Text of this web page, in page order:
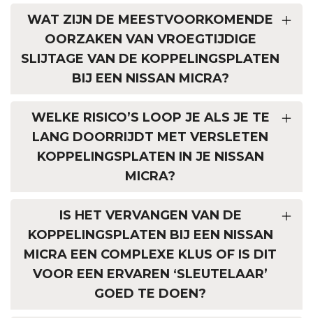
WAT ZIJN DE MEESTVOORKOMENDE
OORZAKEN VAN VROEGTIJDIGE
SLIJTAGE VAN DE KOPPELINGSPLATEN
BIJ EEN NISSAN MICRA?
WELKE RISICO’S LOOP JE ALS JE TE
LANG DOORRIJDT MET VERSLETEN
KOPPELINGSPLATEN IN JE NISSAN
MICRA?
IS HET VERVANGEN VAN DE
KOPPELINGSPLATEN BIJ EEN NISSAN
MICRA EEN COMPLEXE KLUS OF IS DIT
VOOR EEN ERVAREN ‘SLEUTELAAR’
GOED TE DOEN?